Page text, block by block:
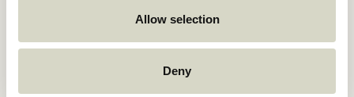
Allow selection
Deny
449,00kr.
Mørkegrå
249,00kr.